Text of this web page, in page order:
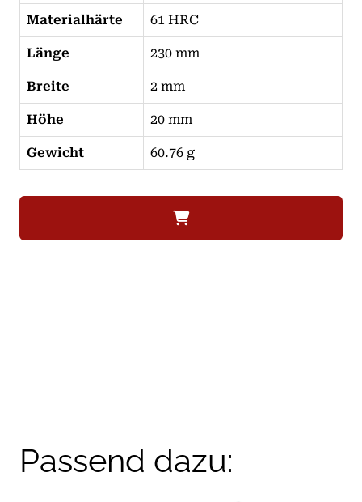
Materialhärte 61 HRC
Länge 230 mm
Breite 2 mm
Höhe 20 mm
Gewicht 60.76 g
Passend dazu: